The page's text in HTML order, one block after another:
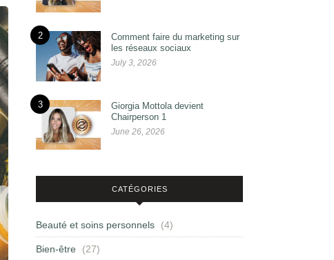
2
Comment faire du marketing sur
les réseaux sociaux
July 3, 2026
3
Giorgia Mottola devient
Chairperson 1
June 26, 2026
CATÉGORIES
Beauté et soins personnels (4)
Bien-être (27)